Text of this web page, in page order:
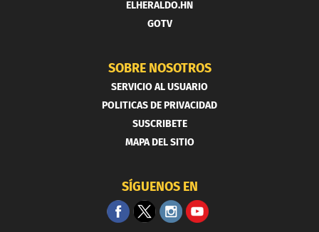
ELHERALDO.HN
GOTV
SOBRE NOSOTROS
SERVICIO AL USUARIO
POLITICAS DE PRIVACIDAD
SUSCRIBETE
MAPA DEL SITIO
SÍGUENOS EN